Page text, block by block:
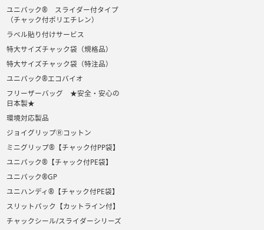
ユニパック® スライダー付タイプ
（チャック付ポリエチレン）
ラベル貼り付けサービス
特大サイズチャック袋（規格品）
特大サイズチャック袋（特注品）
ユニパック®エコバイオ
フリーザーバッグ ★安全・安心の
日本製★
環境対応製品
ジョイグリップⓇコットン
ミニグリップ®【チャック付PP袋】
ユニパック®【チャック付PE袋】
ユニパック®GP
ユニハンディ®【チャック付PE袋】
スリットパック【カットライン付】
チャックシール/スライダーシリーズ